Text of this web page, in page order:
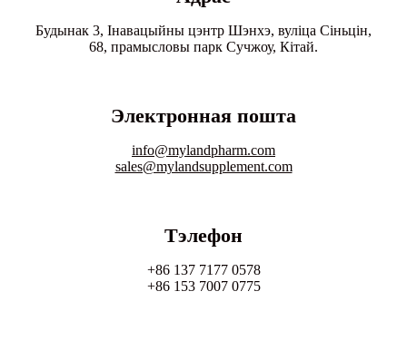
Будынак 3, Інавацыйны цэнтр Шэнхэ, вуліца Сіньцін,
68, прамысловы парк Сучжоу, Кітай.
Электронная пошта
info@mylandpharm.com
sales@mylandsupplement.com
Тэлефон
+86 137 7177 0578
+86 153 7007 0775